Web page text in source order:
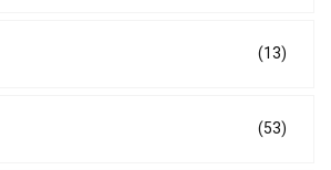
(13)
(53)